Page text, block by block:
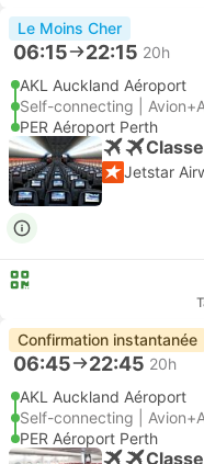
Le Moins Cher
06:15 22:15 20h
AKL Auckland Aéroport
Self-connecting |
PER Aéroport Perth
Jetstar
Confirmation instantanée
06:45 22:45 20h
AKL Auckland Aéroport
Self-connecting |
PER Aéroport Perth